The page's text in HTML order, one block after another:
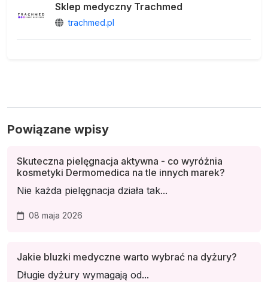
Sklep medyczny Trachmed
trachmed.pl
Powiązane wpisy
Skuteczna pielęgnacja aktywna - co wyróżnia
kosmetyki Dermomedica na tle innych marek?
Nie każda pielęgnacja działa tak...
08 maja 2026
Jakie bluzki medyczne warto wybrać na dyżury?
Długie dyżury wymagają od...